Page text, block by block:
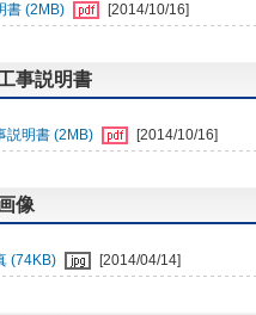
書 (2MB) [2014/10/16]
事説明書
説明書 (2MB) [2014/10/16]
像
(74KB) [2014/04/14]